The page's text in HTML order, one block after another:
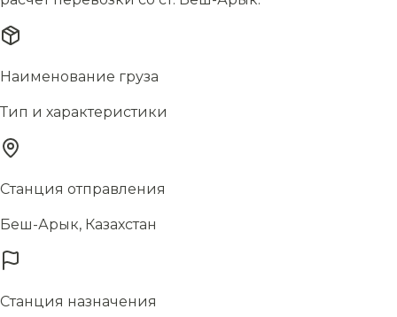
Наименование груза
Тип и характеристики
Станция отправления
Беш-Арык, Казахстан
Станция назначения